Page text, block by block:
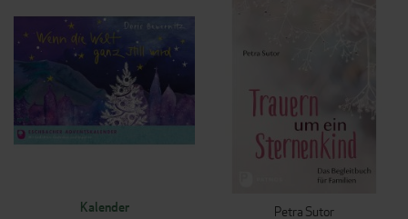
Kalender
Petra Sutor